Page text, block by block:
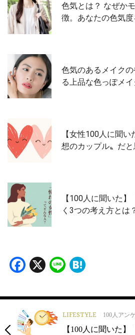
色気とは？ なぜか
徴。あなたの色気
色気のあるメイク
る上品な色っぽメイ
【女性100人に聞
想のカップル〟だ
【100人に聞いた
く3つの考え方とは
Facebook
X Line
LIFESTYLE 100人アン
【100人に聞いた